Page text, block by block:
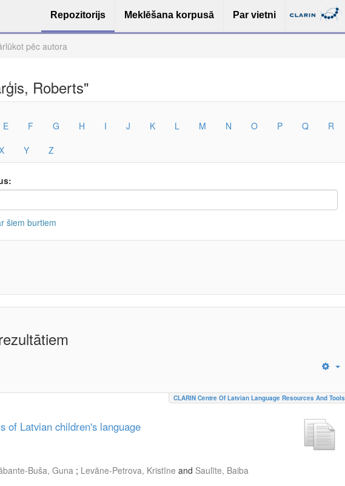
Repozitorijs Meklēšana korpusā Par vietni
pēc autora
Roberts"
E F G H I J K L M N O P Q
R
Y Z
šiem burtiem
CLARIN Centre Of Latvian Language Resources And Tools
of Latvian children's language
Buša, Guna ; Levāne-Petrova, Kristīne and Saulīte, Baiba